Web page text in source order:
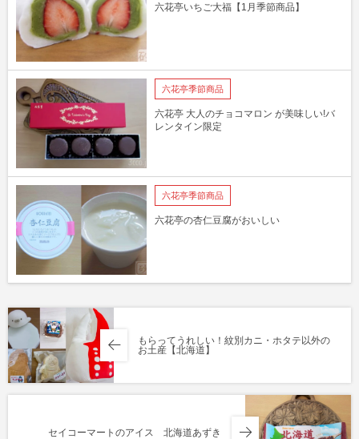
六花亭いちご大福【1月季節商品】
六花亭季節商品
六花亭 大人のチョコマロン が美味しい!バ
レンタイン限定
六花亭季節商品
六花亭の杏仁豆腐がおいしい
もらってうれしい！紋別カニ・ホタテ以外の
お土産【北海道】
セイコーマートのアイス 北海道あずき